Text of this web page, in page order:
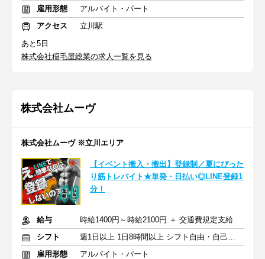
雇用形態
アルバイト・パート
アクセス
立川駅
あと5日
株式会社稲毛屋総業の求人一覧を見る
株式会社ムーヴ
株式会社ムーヴ ※立川エリア
【イベント搬入・搬出】登録制／夏にぴった
り筋トレバイト★単発・日払い◎LINE登録1
分！
給与
時給1400円～時給2100円 ＋ 交通費規定支給
シフト
週1日以上 1日8時間以上 シフト自由・自己申告
雇用形態
アルバイト・パート